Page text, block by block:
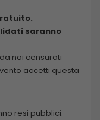
saranno
noi censurati
accetti questa
resi pubblici.